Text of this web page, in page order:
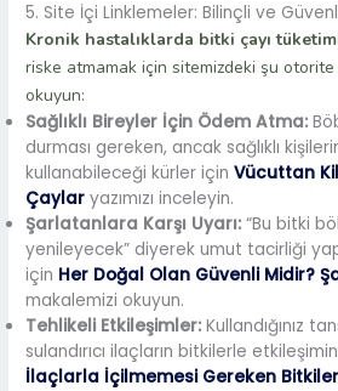
5. Site İçi Linklemeler: Bilinçli ve
Kronik hastalıklarda bitki çayı
riske atmamak için sitemizdeki şu
okuyun:
Sağlıklı Bireyler İçin Ödem Atma:
durması gereken, ancak sağlıklı
kullanabileceği kürler içinVücuttan
Çaylar yazımızı inceleyin.
Şarlatanlara Karşı Uyarı: “Bu bitki
yenileyecek” diyerek umut tacirliği
için Her Doğal Olan Güvenli Midir?
makalemizi okuyun.
Tehlikeli Etkileşimler: Kullandığınız
sulandırıcı ilaçların bitkilerle
İlaçlarla İçilmemesi Gereken Bitkiler